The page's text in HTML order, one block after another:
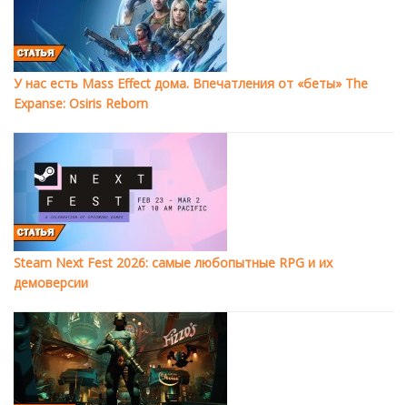
У нас есть Mass Effect дома. Впечатления от «беты» The
Expanse: Osiris Reborn
Steam Next Fest 2026: самые любопытные RPG и их
демоверсии